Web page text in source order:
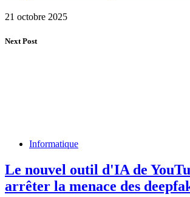
21 octobre 2025
Next Post
Informatique
Le nouvel outil d'IA de
arrêter la menace des